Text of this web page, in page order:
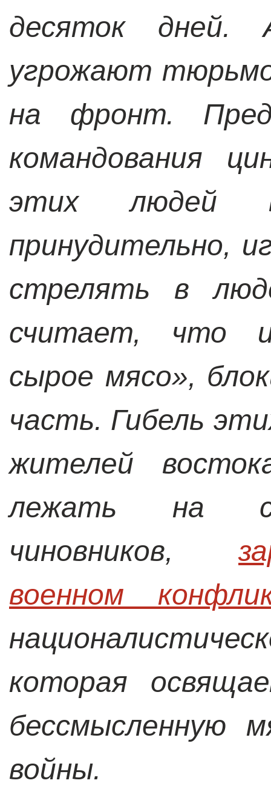
десяток
угрожают
на фронт.
командования
этих людей
принудительно,
стрелять в
считает, что
сырое мясо»,
часть. Гибель
жителей
лежать на
чиновников,
военном
которая
бессмысленную
войны.